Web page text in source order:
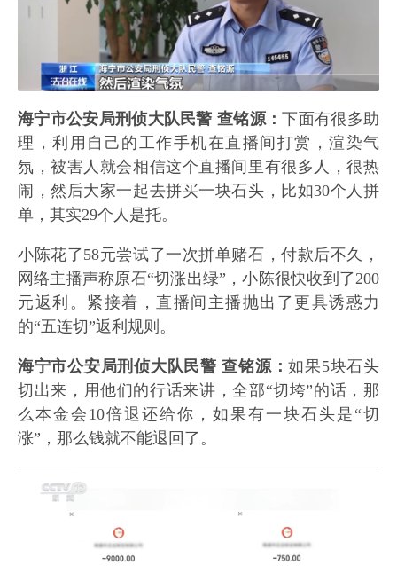
海宁市公安局刑侦大队民警 查铭源：下面有很多助
理，利用自己的工作手机在直播间打赏，渲染气
氛，被害人就会相信这个直播间里有很多人，很热
闹，然后大家一起去拼买一块石头，比如30个人拼
单，其实29个人是托。
小陈花了58元尝试了一次拼单赌石，付款后不久，
网络主播声称原石“切涨出绿”，小陈很快收到了200
元返利。紧接着，直播间主播抛出了更具诱惑力
的“五连切”返利规则。
海宁市公安局刑侦大队民警 查铭源：如果5块石头
切出来，用他们的行话来讲，全部“切垮”的话，那
么本金会10倍退还给你，如果有一块石头是“切
涨”，那么钱就不能退回了。